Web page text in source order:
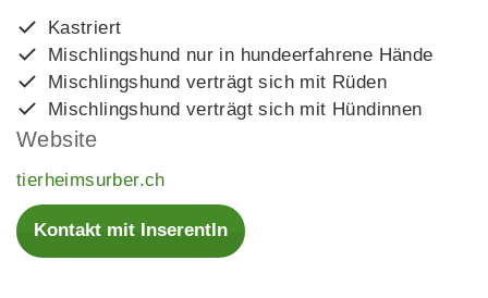
Kastriert
Mischlingshund nur in hundeerfahrene Hände
Mischlingshund verträgt sich mit Rüden
Mischlingshund verträgt sich mit Hündinnen
Website
tierheimsurber.ch
Kontakt mit InserentIn